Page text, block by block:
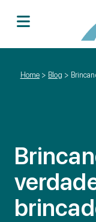
Home> Blog >